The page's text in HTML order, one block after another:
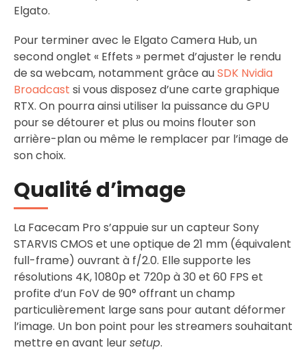
Elgato.
Pour terminer avec le Elgato Camera Hub, un
second onglet « Effets » permet d’ajuster le rendu
de sa webcam, notamment grâce auSDK Nvidia
Broadcast si vous disposez d’une carte graphique
RTX. On pourra ainsi utiliser la puissance du GPU
pour se détourer et plus ou moins flouter son
arrière-plan ou même le remplacer par l’image de
son choix.
Qualité d’image
La Facecam Pro s’appuie sur un capteur Sony
STARVIS CMOS et une optique de 21 mm (équivalent
full-frame) ouvrant à f/2.0. Elle supporte les
résolutions 4K, 1080p et 720p à 30 et 60 FPS et
profite d’un FoV de 90° offrant un champ
particulièrement large sans pour autant déformer
l’image. Un bon point pour les streamers souhaitant
mettre en avant leursetup.